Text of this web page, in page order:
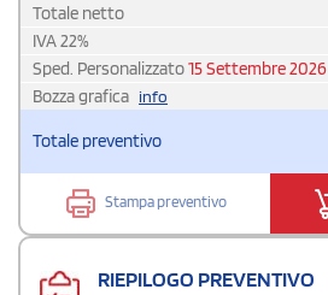
Totale netto
IVA22%
Sped. Personalizzato15 Settembre 2026
Bozza grafica info
Totale preventivo
Stampa preventivo
RIEPILOGO PREVENTIVO